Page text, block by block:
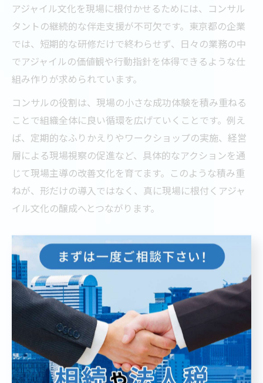
アジャイル文化を現場に根付かせるためには、コンサル
タントの継続的な伴走支援が不可欠です。東京都の企業
では、短期的な研修だけで終わらせず、日々の業務の中
でアジャイルの価値観や行動指針を体得できるような仕
組み作りが求められています。
コンサルの役割は、現場の小さな成功体験を積み重ねる
ことで組織全体に良い循環を広げていくことです。例え
ば、定期的なふりかえりやワークショップの実施、経営
層による現場視察の促進など、具体的なアクションを通
じて現場主導の改善文化を育てます。このような積み重
ねが、形だけの導入ではなく、真に現場に根付くアジャ
イル文化の醸成へとつながります。
コンサル実績から学ぶ導入フェーズの最適化方法
アジャイル導入を成功させるには、導入フェーズごとに
最適なアプローチを選択することが重要です。コンサル
実績から導き出されるポイントは、「段階的アプロー
チ」と「現場との密なコミュニケーション」です。初期
段階では現状把握と課題の可視化を重視し、次に小規模
なパイロットチームでの試行を通じて成功体験を蓄積し
ます。